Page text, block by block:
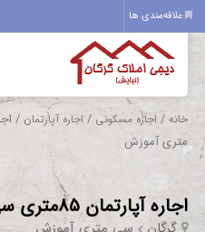
علاقه‌مندی ها
خانه /اجاره مسکونی/ اجاره آپارتمان
متری آموزش
اجاره آپارتمان 85متری سی متری آموزش